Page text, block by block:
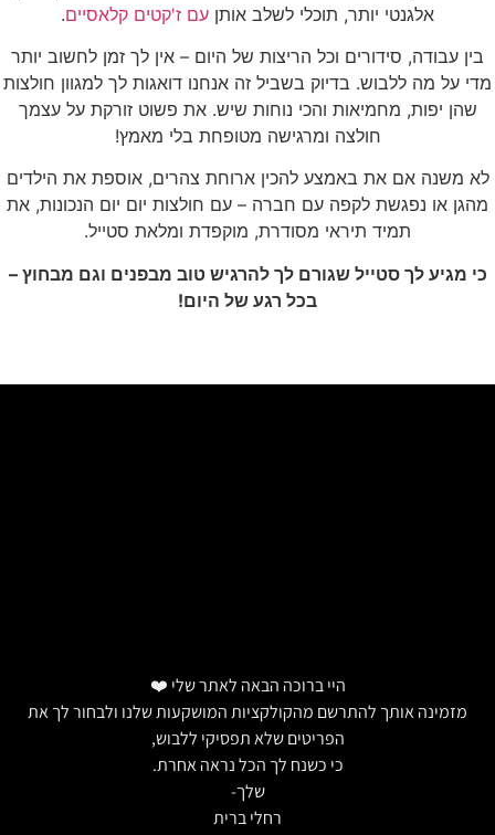
אלגנטי יותר, תוכלי לשלב אותן עם ז'קטים קלאסיים.
בין עבודה, סידורים וכל הריצות של היום – אין לך זמן לחשוב יותר
מדי על מה ללבוש. בדיוק בשביל זה אנחנו דואגות לך למגוון חולצות
שהן יפות, מחמיאות והכי נוחות שיש. את פשוט זורקת על עצמך
חולצה ומרגישה מטופחת בלי מאמץ!
לא משנה אם את באמצע להכין ארוחת צהרים, אוספת את הילדים
מהגן או נפגשת לקפה עם חברה – עם חולצות יום יום הנכונות, את
תמיד תיראי מסודרת, מוקפדת ומלאת סטייל.
כי מגיע לך סטייל שגורם לך להרגיש טוב מבפנים וגם מבחוץ –
בכל רגע של היום!
היי ברוכה הבאה לאתר שלי ❤️
מזמינה אותך להתרשם מהקולקציות המושקעות שלנו ולבחור לך את
הפריטים שלא תפסיקי ללבוש,
כי כשנח לך הכל נראה אחרת.
שלך-
רחלי ברית